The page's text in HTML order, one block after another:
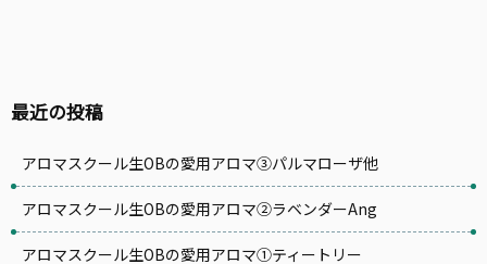
最近の投稿
アロマスクール生OBの愛用アロマ③パルマローザ他
アロマスクール生OBの愛用アロマ②ラベンダーAng
アロマスクール生OBの愛用アロマ①ティートリー